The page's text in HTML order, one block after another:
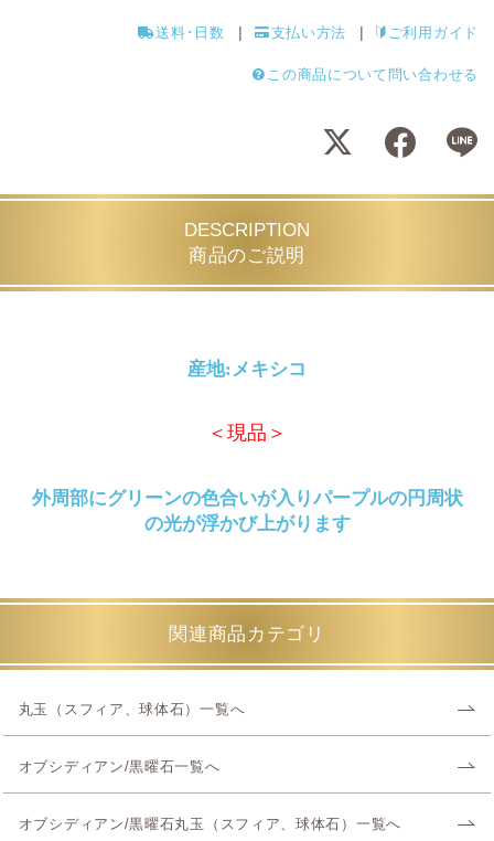
送料･日数 支払い方法 ご利用ガイド
この商品について問い合わせる
DESCRIPTION
商品のご説明
産地:メキシコ
＜現品＞
外周部にグリーンの色合いが入りパープルの円周状
の光が浮かび上がります
関連商品カテゴリ
丸玉（スフィア、球体石）一覧へ
オブシディアン/黒曜石一覧へ
オブシディアン/黒曜石丸玉（スフィア、球体石）一覧へ